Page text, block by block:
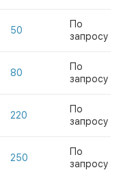
50
По
запросу
80
По
запросу
220
По
запросу
250
По
запросу